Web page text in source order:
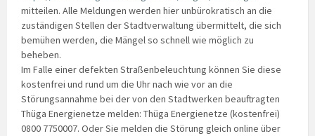
mitteilen. Alle Meldungen werden hier unbürokratisch an die
zuständigen Stellen der Stadtverwaltung übermittelt, die sich
bemühen werden, die Mängel so schnell wie möglich zu
beheben.
Im Falle einer defekten Straßenbeleuchtung können Sie diese
kostenfrei und rund um die Uhr nach wie vor an die
Störungsannahme bei der von den Stadtwerken beauftragten
Thüga Energienetze melden: Thüga Energienetze (kostenfrei)
0800 7750007. Oder Sie melden die Störung gleich online über